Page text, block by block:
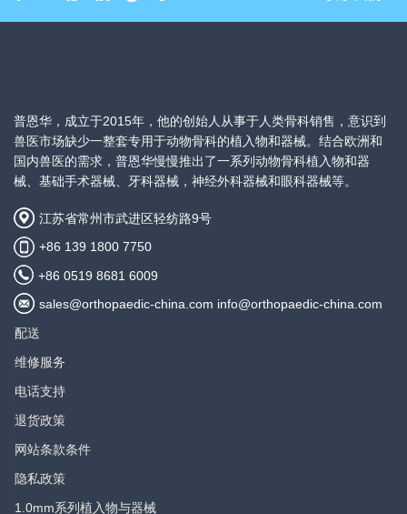
2.0mm T型加压骨板，头部3孔+轴部
3孔
规格：
头部宽度9.6mm，轴部宽度5mm，
查看价
格
产品描述：
4孔
查看价
规格：
普恩华，成立于2015年，他的创始人从事于人类骨科销售，意识到
兽医市场缺少一整套专用于动物骨科的植入物和器械。结合欧洲和
国内兽医的需求，普恩华慢慢推出了一系列动物骨科植入物和器
械、基础手术器械、牙科器械，神经外科器械和眼科器械等。
江苏省常州市武进区轻纺路9号
+86 139 1800 7750
+86 0519 8681 6009
sales@orthopaedic-china.com info@orthopaedic-china.com
配送
维修服务
电话支持
退货政策
网站条款条件
隐私政策
1.0mm系列植入物与器械